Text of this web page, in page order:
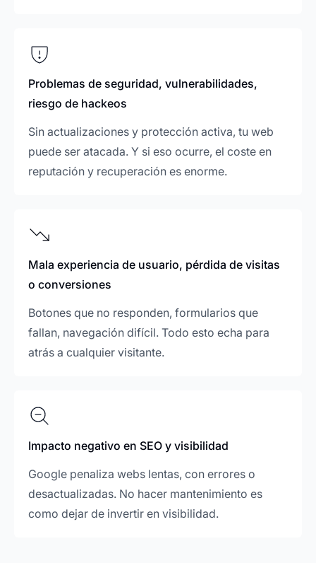
Problemas de seguridad, vulnerabilidades,
riesgo de hackeos
Sin actualizaciones y protección activa, tu web
puede ser atacada. Y si eso ocurre, el coste en
reputación y recuperación es enorme.
Mala experiencia de usuario, pérdida de visitas
o conversiones
Botones que no responden, formularios que
fallan, navegación difícil. Todo esto echa para
atrás a cualquier visitante.
Impacto negativo en SEO y visibilidad
Google penaliza webs lentas, con errores o
desactualizadas. No hacer mantenimiento es
como dejar de invertir en visibilidad.